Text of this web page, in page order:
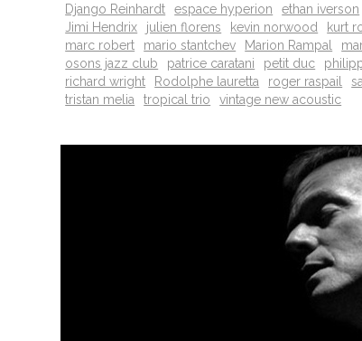
Django Reinhardt
espace hyperion ethan iverson
Jimi Hendrix
julien florens kevin norwood kurt
marc robert
mario stantchev Marion Rampal
osons jazz club
patrice caratani petit duc
richard wright
Rodolphe lauretta roger raspail
tristan melia
tropical trio vintage new acoustic